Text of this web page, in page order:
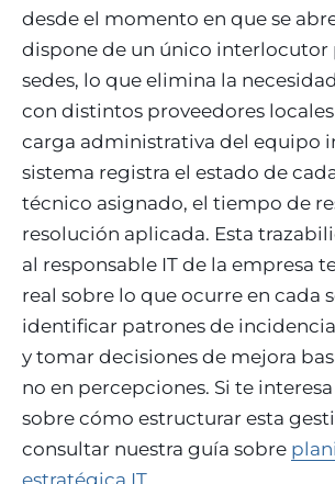
desde el momento en que se
dispone de un único interlocutor
sedes, lo que elimina la
con distintos proveedores
carga administrativa del equipo
sistema registra el estado de
técnico asignado, el tiempo de
resolución aplicada. Esta
al responsable IT de la empresa
real sobre lo que ocurre en cada
identificar patrones de
y tomar decisiones de mejora
no en percepciones. Si te
sobre cómo estructurar esta
consultar nuestra guía sobre
estratégica IT.